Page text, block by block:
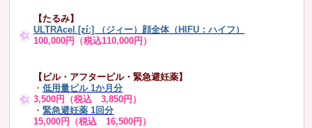
【たるみ】
ULTRAcel [zíː] （ジィー）顔全体（HIFU：ハイフ）
100,000円（税込110,000円）
【ピル・アフターピル・緊急避妊薬】
・低用量ピル 1か月分
3,500円（税込 3,850円）
・緊急避妊薬 1回分
15,000円（税込 16,500円）